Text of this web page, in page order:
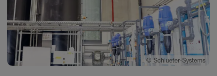
© Schlueter-Systems